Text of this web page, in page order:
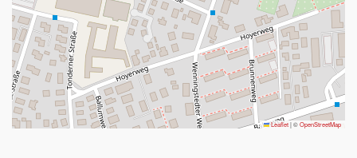
Leaflet|©OpenStreetMap